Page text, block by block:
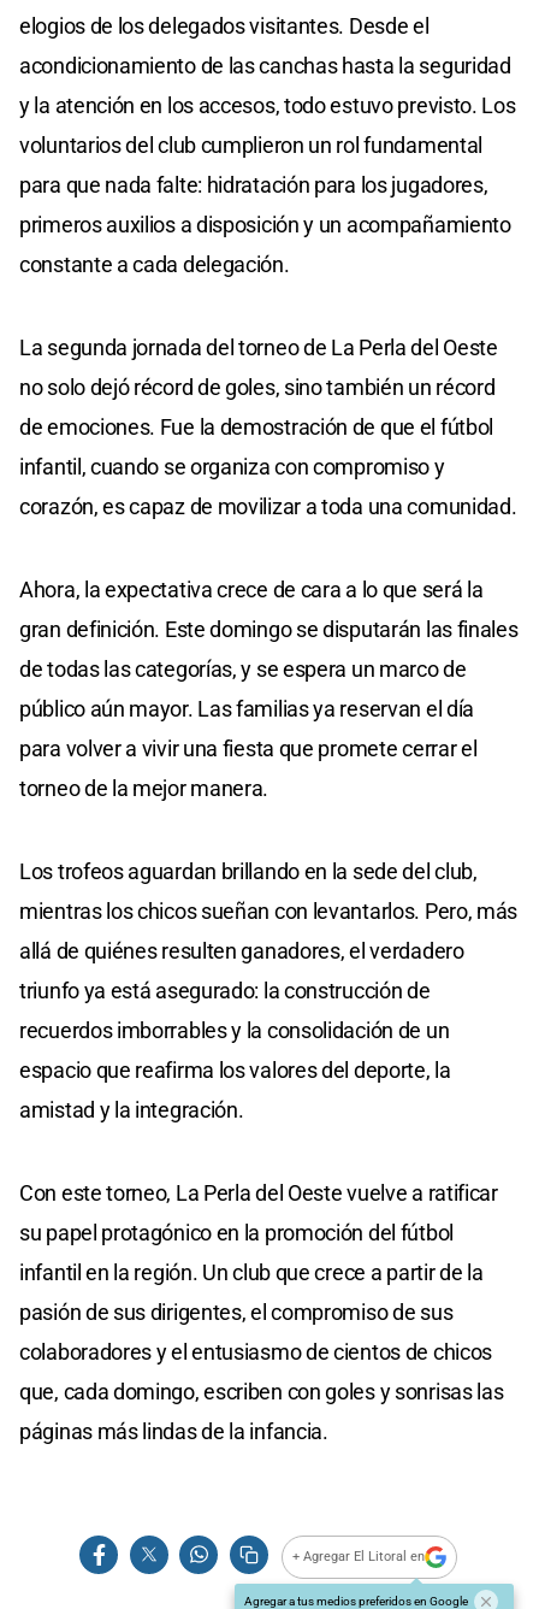
elogios de los delegados visitantes. Desde el
acondicionamiento de las canchas hasta la seguridad
y la atención en los accesos, todo estuvo previsto. Los
voluntarios del club cumplieron un rol fundamental
para que nada falte: hidratación para los jugadores,
primeros auxilios a disposición y un acompañamiento
constante a cada delegación.
La segunda jornada del torneo de La Perla del Oeste
no solo dejó récord de goles, sino también un récord
de emociones. Fue la demostración de que el fútbol
infantil, cuando se organiza con compromiso y
corazón, es capaz de movilizar a toda una comunidad.
Ahora, la expectativa crece de cara a lo que será la
gran definición. Este domingo se disputarán las finales
de todas las categorías, y se espera un marco de
público aún mayor. Las familias ya reservan el día
para volver a vivir una fiesta que promete cerrar el
torneo de la mejor manera.
Los trofeos aguardan brillando en la sede del club,
mientras los chicos sueñan con levantarlos. Pero, más
allá de quiénes resulten ganadores, el verdadero
triunfo ya está asegurado: la construcción de
recuerdos imborrables y la consolidación de un
espacio que reafirma los valores del deporte, la
amistad y la integración.
Con este torneo, La Perla del Oeste vuelve a ratificar
su papel protagónico en la promoción del fútbol
infantil en la región. Un club que crece a partir de la
pasión de sus dirigentes, el compromiso de sus
colaboradores y el entusiasmo de cientos de chicos
que, cada domingo, escriben con goles y sonrisas las
páginas más lindas de la infancia.
+ Agregar El Litoral en
Agregar a tus medios preferidos en Google